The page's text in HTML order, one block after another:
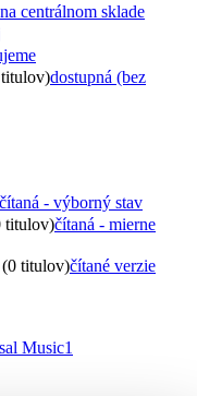
na centrálnom sklade
titulov)dostupná (bez
čítaná - výborný stav
titulov)čítaná - mierne
(0 titulov)čítané verzie
Music1